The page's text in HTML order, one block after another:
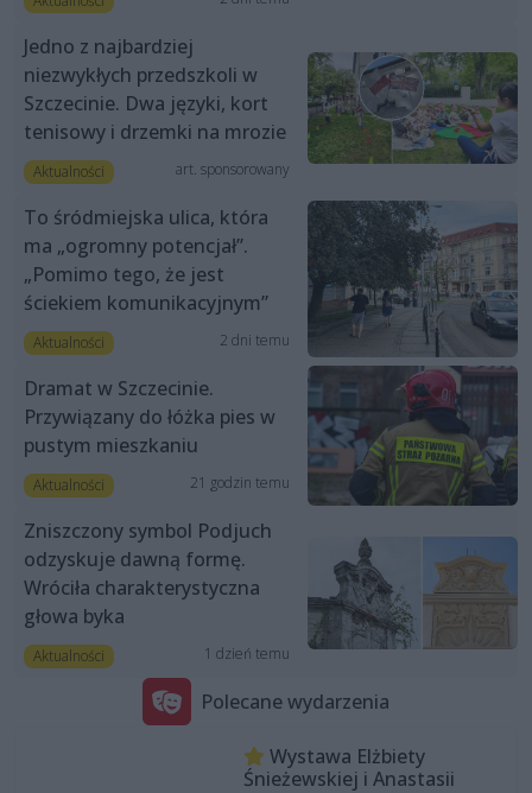
Jedno z najbardziej
niezwykłych przedszkoli w
Szczecinie. Dwa języki, kort
tenisowy i drzemki na mrozie
Aktualności art. sponsorowany
To śródmiejska ulica, która
ma „ogromny potencjał”.
„Pomimo tego, że jest
ściekiem komunikacyjnym”
Aktualności 2 dni temu
Dramat w Szczecinie.
Przywiązany do łóżka pies w
pustym mieszkaniu
Aktualności 21 godzin temu
Zniszczony symbol Podjuch
odzyskuje dawną formę.
Wróciła charakterystyczna
głowa byka
Aktualności 1 dzień temu
Polecane wydarzenia
Wystawa Elżbiety
Śnieżewskiej i Anastasii